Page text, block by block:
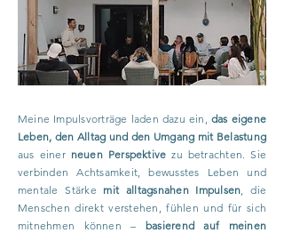
Meine Impulsvorträge laden dazu ein, das eigene
Leben, den Alltag und den Umgang mit Belastung
aus einer neuen Perspektivezu betrachten. Sie
verbinden Achtsamkeit, bewusstes Leben und
mentale Stärke mit alltagsnahen Impulsen, die
Menschen direkt verstehen, fühlen und für sich
mitnehmen können – basierend auf meinen